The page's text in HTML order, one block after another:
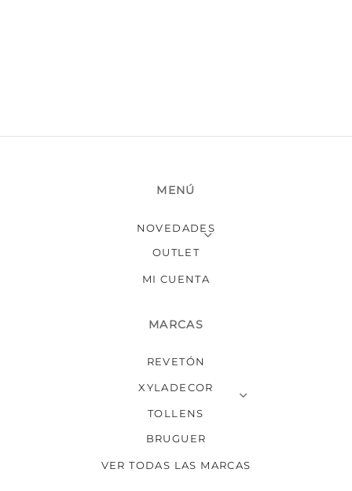
MENÚ
NOVEDADES
OUTLET
MI CUENTA
MARCAS
REVETÓN
XYLADECOR
TOLLENS
BRUGUER
VER TODAS LAS MARCAS